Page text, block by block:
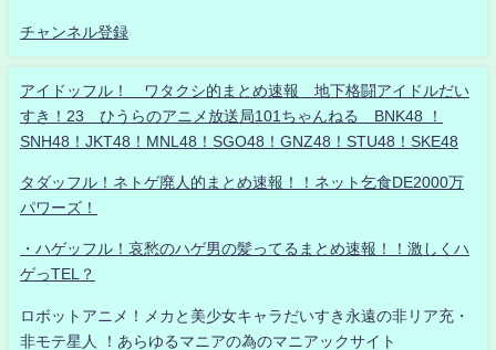
チャンネル登録
アイドッフル！ ワタクシ的まとめ速報 地下格闘アイドルだい
すき！23 ひうらのアニメ放送局101ちゃんねる BNK48 ！
SNH48！JKT48！MNL48！SGO48！GNZ48！STU48！SKE48
タダッフル！ネトゲ廃人的まとめ速報！！ネット乞食DE2000万
パワーズ！
・ハゲッフル！哀愁のハゲ男の髪ってるまとめ速報！！激しくハ
ゲっTEL？
ロボットアニメ！メカと美少女キャラだいすき永遠の非リア充・
非モテ星人 ！あらゆるマニアの為のマニアックサイト